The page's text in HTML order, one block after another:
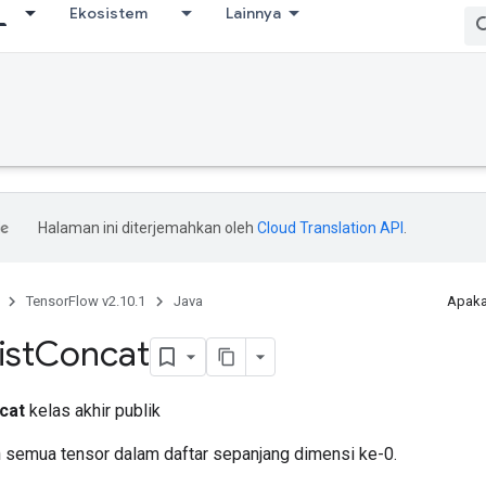
Ekosistem Lainnya
Halaman ini diterjemahkan oleh Cloud Translation API
TensorFlow v2.10.1 Java
Concat
kelas akhir publik
semua tensor dalam daftar sepanjang dimensi ke-0.